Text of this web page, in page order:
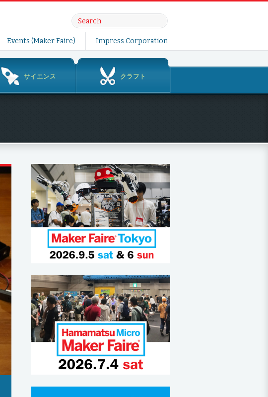
Events (Maker Faire) Impress Corporation
サイエンス クラフト